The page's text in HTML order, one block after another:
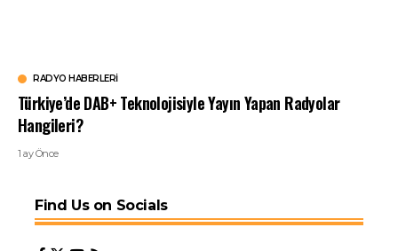
RADYO HABERLERI
Türkiye’de DAB+ Teknolojisiyle Yayın Yapan Radyolar
Hangileri?
1 ay Önce
Find Us on Socials